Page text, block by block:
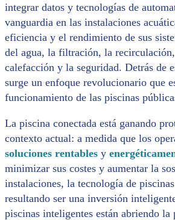
integrar datos y tecnologías de
vanguardia en las instalaciones
eficiencia y el rendimiento de sus
del agua, la filtración, la
calefacción y la seguridad. Detrás de
surge un enfoque revolucionario que
funcionamiento de las piscinas
La piscina conectada está ganando
contexto actual: a medida que los
soluciones rentables y
minimizar sus costes y aumentar la
instalaciones, la tecnología de piscinas
resultando ser una inversión
piscinas inteligentes están abriendo la